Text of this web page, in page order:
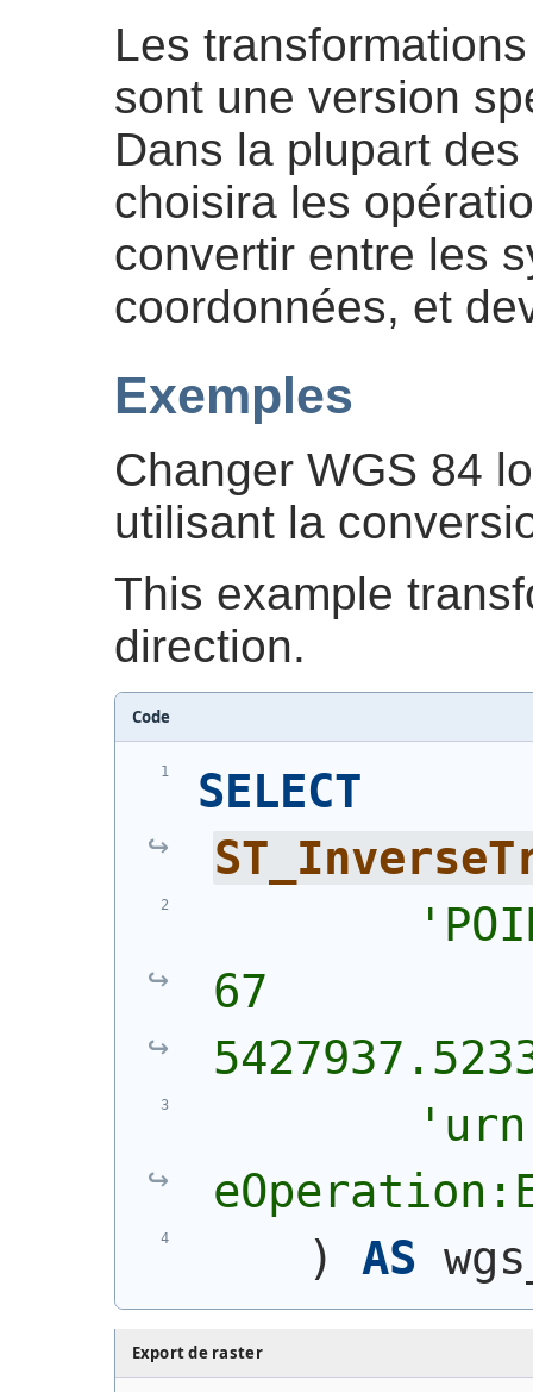
Les
sont une version
Dans la plupart
choisira les
convertir entre les
coordonnées, et
Exemples
Changer WGS 84
utilisant la
This example
direction.
Code
SELECT
'
67
)
AS
Export de raster